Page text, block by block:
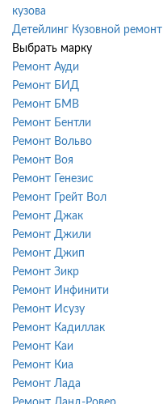
кузова
Детейлинг Кузовной ремонт
Выбрать марку
Ремонт Ауди
Ремонт БИД
Ремонт БМВ
Ремонт Бентли
Ремонт Вольво
Ремонт Воя
Ремонт Генезис
Ремонт Грейт Вол
Ремонт Джак
Ремонт Джили
Ремонт Джип
Ремонт Зикр
Ремонт Инфинити
Ремонт Исузу
Ремонт Кадиллак
Ремонт Каи
Ремонт Киа
Ремонт Лада